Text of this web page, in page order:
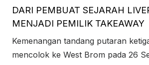
DARI PEMBUAT SEJARAH
MENJADI PEMILIK TAKEAWAY
Kemenangan tandang putaran
mencolok ke West Brom pada 26